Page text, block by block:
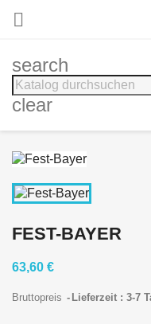

search
clear
FEST-BAYER
63,60 €
Bruttopreis Lieferzeit : 3-7